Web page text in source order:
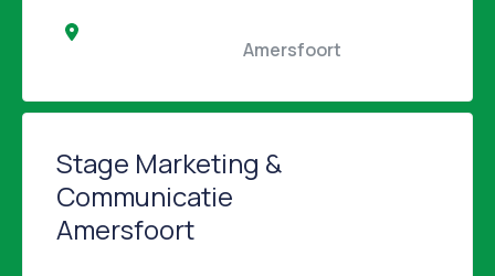
Stage Marketing &
Communicatie
Amersfoort